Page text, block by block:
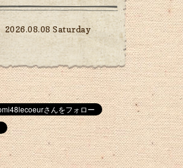
2026.08.08 Saturday